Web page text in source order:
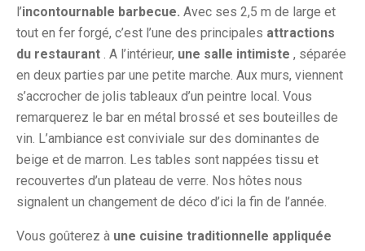
l’incontournable barbecue. Avec ses 2,5 m de large et
tout en fer forgé, c’est l’une des principales attractions
du restaurant . A l’intérieur, une salle intimiste , séparée
en deux parties par une petite marche. Aux murs, viennent
s’accrocher de jolis tableaux d’un peintre local. Vous
remarquerez le bar en métal brossé et ses bouteilles de
vin. L’ambiance est conviviale sur des dominantes de
beige et de marron. Les tables sont nappées tissu et
recouvertes d’un plateau de verre. Nos hôtes nous
signalent un changement de déco d’ici la fin de l’année.
Vous goûterez à une cuisine traditionnelle appliquée